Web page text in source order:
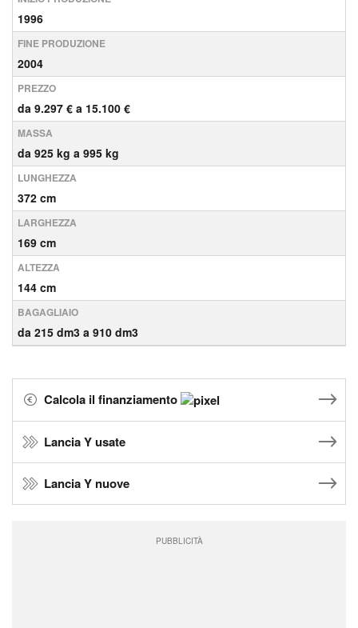
1996
FINE PRODUZIONE
2004
PREZZO
da 9.297 € a 15.100 €
MASSA
da 925 kg a 995 kg
LUNGHEZZA
372 cm
LARGHEZZA
169 cm
ALTEZZA
144 cm
BAGAGLIAIO
da 215 dm3 a 910 dm3
Calcola il finanziamento
Lancia Y usate
Lancia Y nuove
PUBBLICITÀ